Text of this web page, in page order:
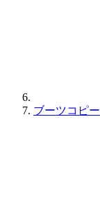
ブーツコピー